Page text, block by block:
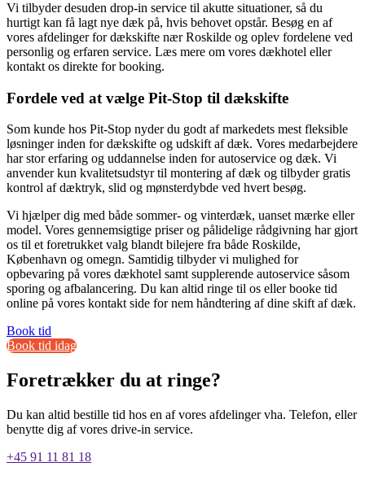
Vi tilbyder desuden drop-in service til akutte situationer, så du
hurtigt kan få lagt nye dæk på, hvis behovet opstår. Besøg en af
vores afdelinger for dækskifte nær Roskilde og oplev fordelene ved
personlig og erfaren service. Læs mere om vores dækhotel eller
kontakt os direkte for booking.
Fordele ved at vælge Pit-Stop til dækskifte
Som kunde hos Pit-Stop nyder du godt af markedets mest fleksible
løsninger inden for dækskifte og udskift af dæk. Vores medarbejdere
har stor erfaring og uddannelse inden for autoservice og dæk. Vi
anvender kun kvalitetsudstyr til montering af dæk og tilbyder gratis
kontrol af dæktryk, slid og mønsterdybde ved hvert besøg.
Vi hjælper dig med både sommer- og vinterdæk, uanset mærke eller
model. Vores gennemsigtige priser og pålidelige rådgivning har gjort
os til et foretrukket valg blandt bilejere fra både Roskilde,
København og omegn. Samtidig tilbyder vi mulighed for
opbevaring på vores dækhotel samt supplerende autoservice såsom
sporing og afbalancering. Du kan altid ringe til os eller booke tid
online på vores kontakt side for nem håndtering af dine skift af dæk.
Book tid
Book tid idag
Foretrækker du at ringe?
Du kan altid bestille tid hos en af vores afdelinger vha. Telefon, eller
benytte dig af vores drive-in service.
+45 91 11 81 18